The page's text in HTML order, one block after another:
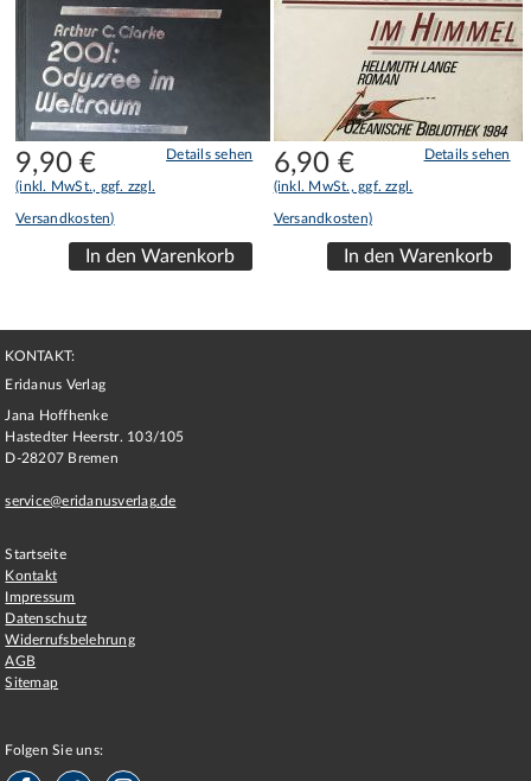
Details sehen
9,90€
(inkl. MwSt., ggf. zzgl.
Versandkosten)
Details sehen
6,90 €
(inkl. MwSt., ggf. zzgl.
Versandkosten)
KONTAKT:
Eridanus Verlag
Jana Hoffhenke
Hastedter Heerstr. 103/105
D-28207 Bremen
service@eridanusverlag.de
Startseite
Kontakt
Impressum
Datenschutz
Widerrufsbelehrung
AGB
Sitemap
Folgen Sie uns: